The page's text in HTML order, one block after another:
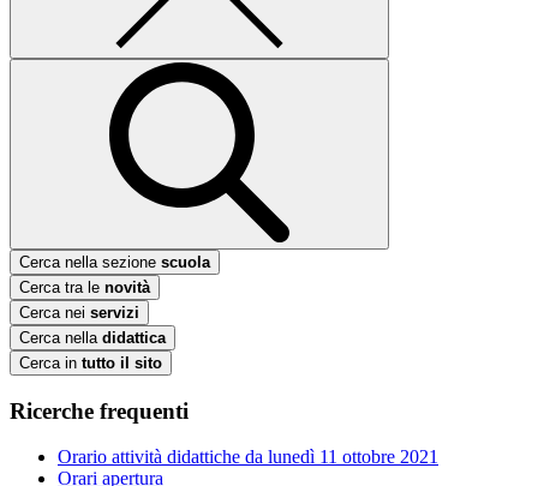
Cerca nella sezione scuola
Cerca tra le novità
Cerca nei servizi
Cerca nella didattica
Cerca in tutto il sito
Ricerche frequenti
Orario attività didattiche da lunedì 11 ottobre 2021
Orari apertura